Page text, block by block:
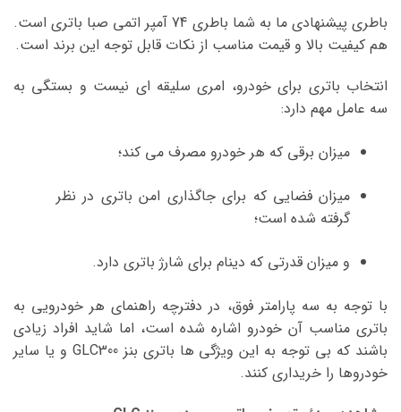
باطری پیشنهادی ما به شما باطری 74 آمپر اتمی صبا باتری است.
هم کیفیت بالا و قیمت مناسب از نکات قابل توجه این برند است.
انتخاب باتری برای خودرو، امری سلیقه ای نیست و بستگی به
سه عامل مهم دارد:
میزان برقی که هر خودرو مصرف می کند؛
میزان فضایی که برای جاگذاری امن باتری در نظر
گرفته شده است؛
و میزان قدرتی که دینام برای شارژ باتری دارد.
با توجه به سه پارامتر فوق، در دفترچه راهنمای هر خودرویی به
باتری مناسب آن خودرو اشاره شده است، اما شاید افراد زیادی
باشند که بی توجه به این ویژگی ها باتری بنز GLC300 و یا سایر
خودروها را خریداری کنند.